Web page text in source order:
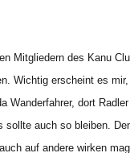
Mitgliedern des Kanu
Wichtig erscheint es
Wanderfahrer, dort
sollte auch so bleiben.
auf andere wirken